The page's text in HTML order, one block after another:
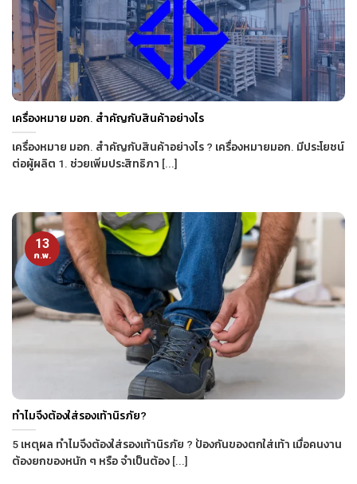
เครื่องหมาย มอก. สำคัญกับสินค้าอย่างไร
เครื่องหมาย มอก. สำคัญกับสินค้าอย่างไร ? เครื่องหมายมอก. มีประโยชน์
ต่อผู้ผลิต 1. ช่วยเพิ่มประสิทธิภา [...]
ทำไมจึงต้องใส่รองเท้านิรภัย?
5 เหตุผล ทำไมจึงต้องใส่รองเท้านิรภัย ? ป้องกันของตกใส่เท้า เมื่อคนงาน
ต้องยกของหนัก ๆ หรือ จำเป็นต้อง [...]
13
ก.พ.